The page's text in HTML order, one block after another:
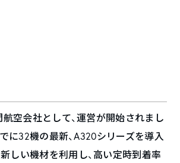
空会社として、運営が開始されまし
に32機の最新、A320シリーズを導入
しい機材を利用し、高い定時到着率